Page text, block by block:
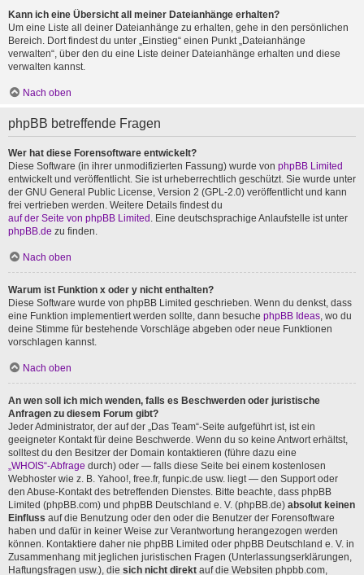
Kann ich eine Übersicht all meiner Dateianhänge erhalten?
Um eine Liste all deiner Dateianhänge zu erhalten, gehe in den persönlichen
Bereich. Dort findest du unter „Einstieg“ einen Punkt „Dateianhänge
verwalten“, über den du eine Liste deiner Dateianhänge erhalten und diese
verwalten kannst.
Nach oben
phpBB betreffende Fragen
Wer hat diese Forensoftware entwickelt?
Diese Software (in ihrer unmodifizierten Fassung) wurde von phpBB Limited
entwickelt und veröffentlicht. Sie ist urheberrechtlich geschützt. Sie wurde unter
der GNU General Public License, Version 2 (GPL-2.0) veröffentlicht und kann
frei vertrieben werden. Weitere Details findest du
auf der Seite von phpBB Limited . Eine deutschsprachige Anlaufstelle ist unter
phpBB.de zu finden.
Nach oben
Warum ist Funktion x oder y nicht enthalten?
Diese Software wurde von phpBB Limited geschrieben. Wenn du denkst, dass
eine Funktion implementiert werden sollte, dann besuche phpBB Ideas, wo du
deine Stimme für bestehende Vorschläge abgeben oder neue Funktionen
vorschlagen kannst.
Nach oben
An wen soll ich mich wenden, falls es Beschwerden oder juristische
Anfragen zu diesem Forum gibt?
Jeder Administrator, der auf der „Das Team“-Seite aufgeführt ist, ist ein
geeigneter Kontakt für deine Beschwerde. Wenn du so keine Antwort erhältst,
solltest du den Besitzer der Domain kontaktieren (führe dazu eine
„WHOIS“-Abfrage durch) oder — falls diese Seite bei einem kostenlosen
Webhoster wie z. B. Yahoo!, free.fr, funpic.de usw. liegt — den Support oder
den Abuse-Kontakt des betreffenden Dienstes. Bitte beachte, dass phpBB
Limited (phpBB.com) und phpBB Deutschland e. V. (phpBB.de) absolut keinen
Einfluss auf die Benutzung oder den oder die Benutzer der Forensoftware
haben und dafür in keiner Weise zur Verantwortung herangezogen werden
können. Kontaktiere daher nie phpBB Limited oder phpBB Deutschland e. V. in
Zusammenhang mit jeglichen juristischen Fragen (Unterlassungserklärungen,
Haftungsfragen usw.), die sich nicht direkt auf die Websiten phpbb.com,